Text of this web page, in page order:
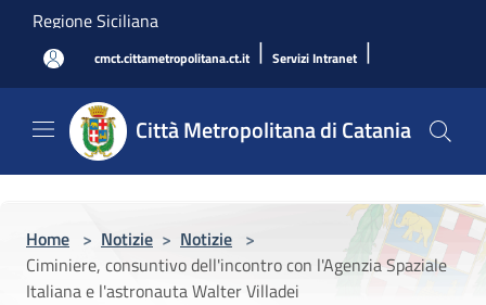
Salta al contenuto principale
Regione Siciliana
cmct.cittametropolitana.ct.it | Servizi Intranet |
Città Metropolitana di Catania
Home > Notizie > Notizie >
Ciminiere, consuntivo dell'incontro con l'Agenzia Spaziale
Italiana e l'astronauta Walter Villadei